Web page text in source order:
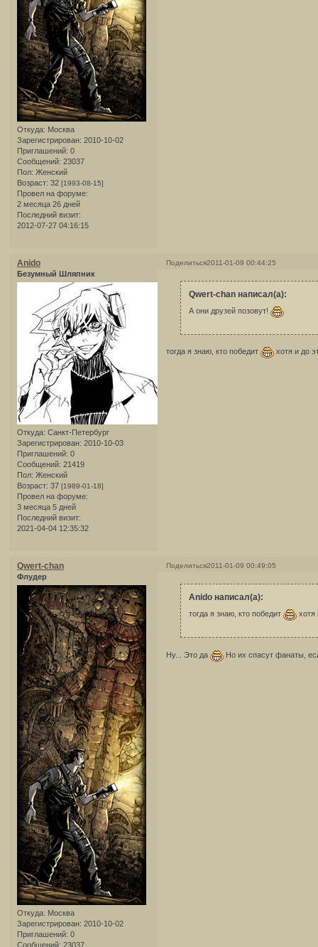
Откуда: Москва
Зарегистрирован: 2010-10-02
Приглашений: 0
Сообщений: 23037
Пол: Женский
Возраст: 32 [1993-08-15]
Провел на форуме:
2 месяца 26 дней
Последний визит:
2012-07-27 04:16:15
Поделиться2011-01-09 00:44:25
Anido
Безумный Шляпник
Откуда: Санкт-Петербург
Зарегистрирован: 2010-10-03
Приглашений: 0
Сообщений: 21419
Пол: Женский
Возраст: 37 [1989-01-18]
Провел на форуме:
3 месяца 5 дней
Последний визит:
2021-04-04 12:35:32
Qwert-chan написал(а):
А они друзей позовут!
тогда я знаю, кто победит хотя и до
Поделиться2011-01-09 00:49:05
Qwert-chan
Флудер
Откуда: Москва
Зарегистрирован: 2010-10-02
Приглашений: 0
Сообщений: 23037
Anido написал(а):
тогда я знаю, кто победит хотя
Ну... Это да Но их спасут фанаты,